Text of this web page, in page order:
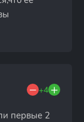
+4
первые 2